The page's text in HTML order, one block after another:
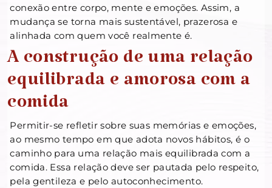
conexão entre corpo, mente e emoções. Assim, a
mudança se torna mais sustentável, prazerosa e
alinhada com quem você realmente é.
A construção de uma relação
equilibrada e amorosa com a
comida
Permitir-se refletir sobre suas memórias e emoções,
ao mesmo tempo em que adota novos hábitos, é o
caminho para uma relação mais equilibrada com a
comida. Essa relação deve ser pautada pelo respeito,
pela gentileza e pelo autoconhecimento.